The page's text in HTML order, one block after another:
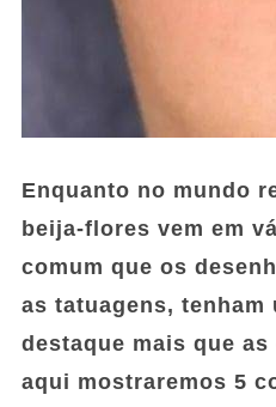
Enquanto no mundo
beija-flores vem em
comum que os
as tatuagens, tenham
destaque mais que
aqui mostraremos 5